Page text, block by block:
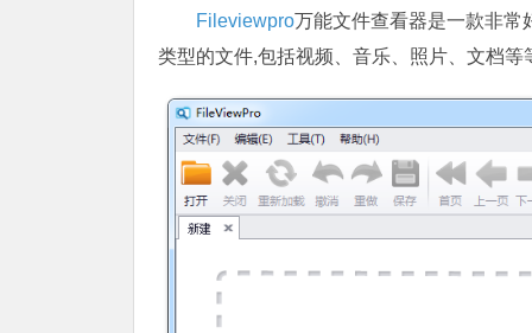
Fileviewpro万能文件查看器是一款非常
类型的文件,包括视频、音乐、照片、文档等